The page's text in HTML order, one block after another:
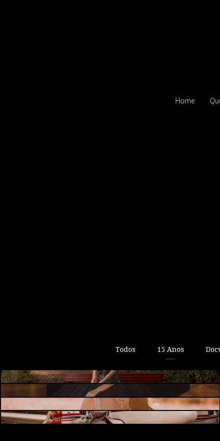
Home
Todos 15 Anos
A paixão das flores l 15 Anos
15 Anos da Maria l Aeroporto